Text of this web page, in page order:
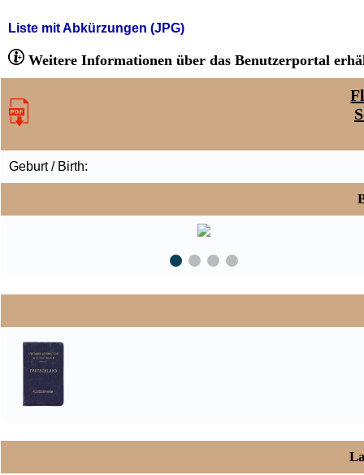
Liste mit Abkürzungen (JPG)
Weitere Informationen über das Benutzerportal
Geburt / Birth: